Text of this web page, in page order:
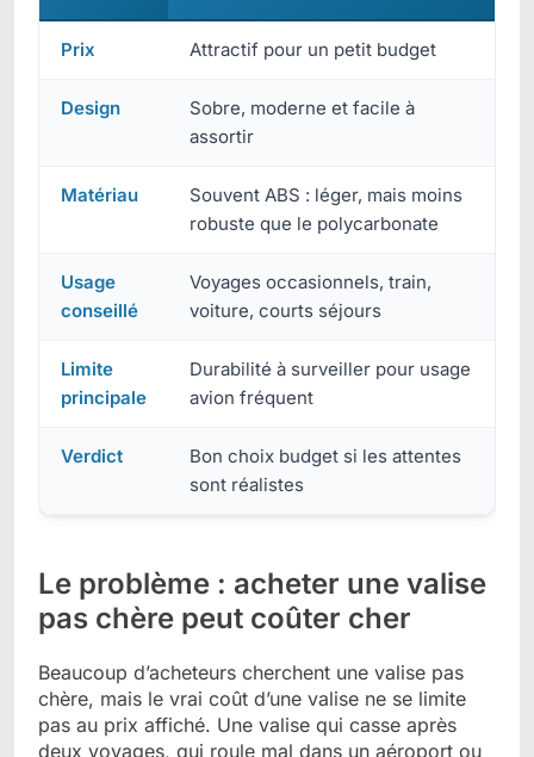
Prix Attractif pour un petit budget
Design
Sobre, moderne et facile à
assortir
Matériau
Souvent ABS : léger, mais moins
robuste que le polycarbonate
Usage
conseillé
Voyages occasionnels, train,
voiture, courts séjours
Limite
principale
Durabilité à surveiller pour usage
avion fréquent
Verdict
Bon choix budget si les attentes
sont réalistes
Le problème : acheter une valise
pas chère peut coûter cher
Beaucoup d’acheteurs cherchent une valise pas
chère, mais le vrai coût d’une valise ne se limite
pas au prix affiché. Une valise qui casse après
deux voyages, qui roule mal dans un aéroport ou